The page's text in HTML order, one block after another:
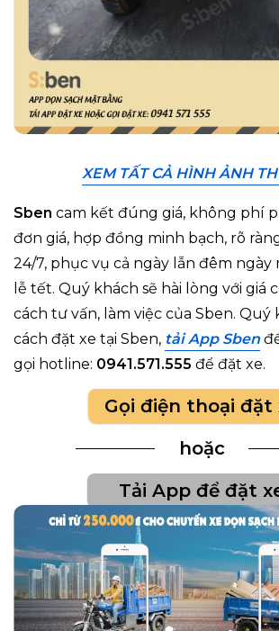
XEM TẤT CẢ HÌNH ẢNH
Sben cam kết đúng giá, không phí
đơn giá, hợp đồng minh bạch, rõ
24/7, phục vụ cả ngày lẫn đêm ngày
lễ tết. Quý khách sẽ hài lòng với giá
cách tư vấn, làm việc của Sben. Quý
cách đặt xe tại Sben, tải App Sben
gọi hotline: 0941.571.555 để đặt xe.
Gọi điện thoại đặt
hoặc
Tải App để đặt